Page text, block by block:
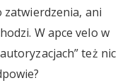
zatwierdzenia, ani
W apce velo w
też nic